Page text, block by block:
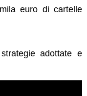
euro di cartelle
adottate e